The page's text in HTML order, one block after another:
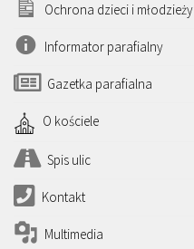
Ochrona dzieci i młodzieży
Informator parafialny
Gazetka parafialna
O kościele
Spis ulic
Kontakt
Multimedia